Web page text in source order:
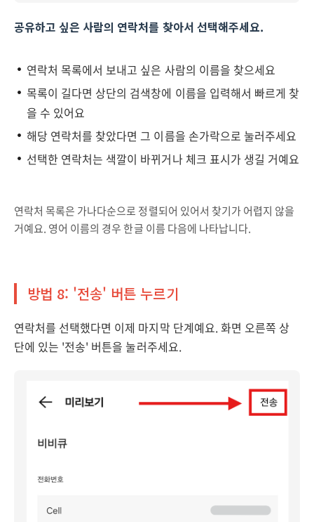
공유하고 싶은 사람의 연락처를 찾아서 선택해주세요.
연락처 목록에서 보내고 싶은 사람의 이름을 찾으세요
목록이 길다면 상단의 검색창에 이름을 입력해서 빠르게 찾
을 수 있어요
해당 연락처를 찾았다면 그 이름을 손가락으로 눌러주세요
선택한 연락처는 색깔이 바뀌거나 체크 표시가 생길 거예요
연락처 목록은 가나다순으로 정렬되어 있어서 찾기가 어렵지 않을
거예요. 영어 이름의 경우 한글 이름 다음에 나타납니다.
방법 8: '전송' 버튼 누르기
연락처를 선택했다면 이제 마지막 단계예요. 화면 오른쪽 상
단에 있는 '전송' 버튼을 눌러주세요.